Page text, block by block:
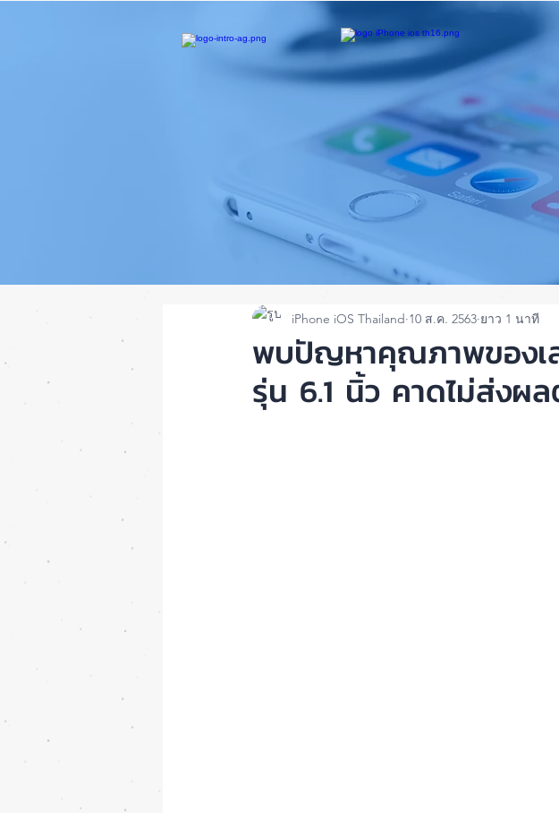
พบปัญหาคุณภาพของเ
รุ่น 6.1 นิ้ว คาดไม่ส่งผ
iPhone iOS Thailand 10 ส.ค. 2563 ยาว 1 นาที